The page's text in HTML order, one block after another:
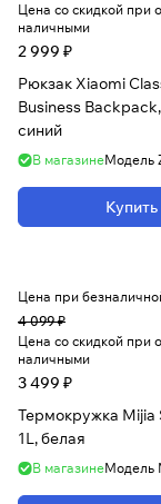
Цена со скидкой при
наличными
2 999 ₽
Рюкзак Xiaomi
Business
синий
В магазинеМодель
Купить
Цена при
4 099 ₽
Цена со скидкой при
наличными
3 499 ₽
Термокружка Mijia
1L, белая
В магазинеМодель